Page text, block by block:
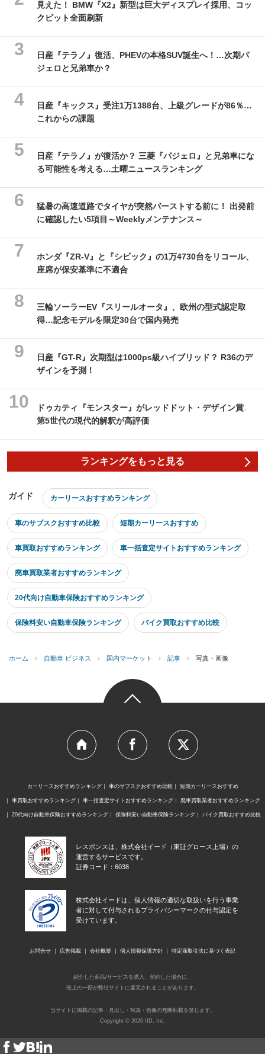
見えた！ BMW『X2』新型は巨大ディスプレイ採用、コッ
クピット全面刷新
日産『テラノ』復活、PHEVの本格SUV誕生へ！…次期パ
ジェロと兄弟車か？
日産『キックス』受注1万1388台、上級グレードが86％…
これからの課題
日産『テラノ』が復活か？ 三菱『パジェロ』と兄弟車にな
る可能性を考える…土曜ニュースランキング
猛暑の高速道路でタイヤが突然バーストする前に！ 出発前
に確認したい5項目～Weeklyメンテナンス～
ホンダ『ZR-V』と『シビック』の1万4730台をリコール、
座席が保安基準に不適合
三輪ソーラーEV『スリールオータ』、欧州の型式認定取
得…記念モデルを限定30台で国内発売
日産『GT-R』次期型は1000ps級ハイブリッド？ R36のデ
ザインを予測！
ドゥカティ『モンスター』がレッドドット・デザイン賞、
第5世代の現代的解釈が高評価
ランキングをもっと見る
ガイド カーリースおすすめランキング
車のサブスクおすすめ比較 短期カーリースおすすめ
車買取おすすめランキング 車一括査定サイトおすすめランキング
廃車買取業者おすすめランキング
20代向け自動車保険おすすめランキング
保険料安い自動車保険ランキング バイク買取おすすめ比較
ホーム › 自動車 ビジネス › 国内マーケット › 記事 › 写真・画像
カーリースおすすめランキング 車のサブスクおすすめ比較 短期カーリースおすすめ
車買取おすすめランキング 車一括査定サイトおすすめランキング 廃車買取業者おすすめランキング
20代向け自動車保険おすすめランキング 保険料安い自動車保険ランキング バイク買取おすすめ比較
レスポンスは、株式会社イード（東証グロース上場）の
運営するサービスです。
証券コード：6038
株式会社イードは、個人情報の適切な取扱いを行う事業
者に対して付与されるプライバシーマークの付与認定を
受けています。
お問合せ 広告掲載 会社概要 個人情報保護方針 特定商取引法に基づく表記
紹介した商品/サービスを購入、契約した場合に、
売上の一部が弊社サイトに還元されることがあります。
当サイトに掲載の記事・見出し・写真・画像の無断転載を禁じます。
Copyright © 2026 IID, Inc.